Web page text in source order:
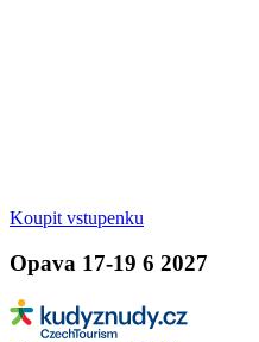
Koupit vstupenku
Opava 17-19 6 2027